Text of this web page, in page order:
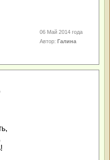
06 Май 2014 года
Автор:Галина